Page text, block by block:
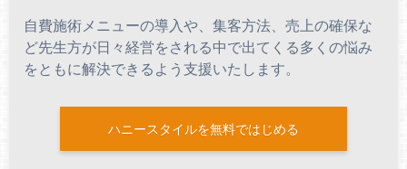
自費施術メニューの導入や、集客方法、売上の確保な
ど先生方が日々経営をされる中で出てくる多くの悩み
をともに解決できるよう支援いたします。
ハニースタイルを無料ではじめる